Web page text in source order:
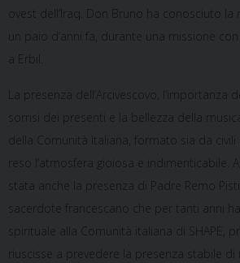
ovest dell’Iraq. Don Bruno ha conosciuto
un paio d’anni fa, durante una missione
a Erbil.
La presenza dell’Arcivescovo, l’importanza
sorrisi dei presenti e la bellezza della
della Comunità Italiana, formato sia da civili
reso l’atmosfera gioiosa e indimenticabile.
stata anche la presenza di Padre Remo
sacerdote francescano che per tanti anni
spirituale alla Comunità italiana di SHAPE,
riuscisse a prevedere la presenza stabile di